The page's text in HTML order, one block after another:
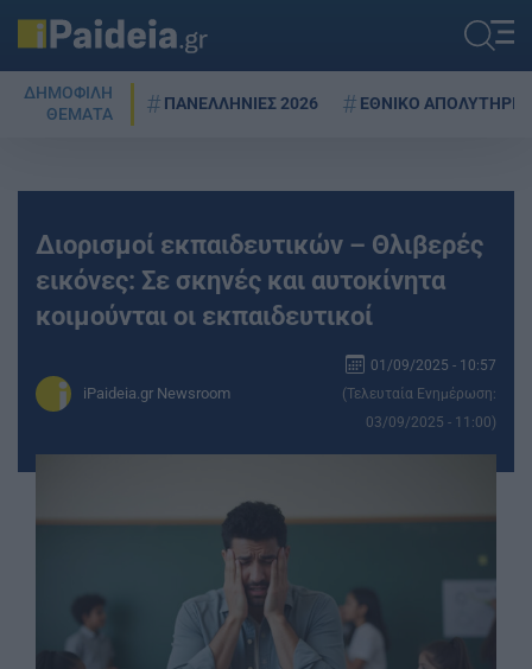
ΔΗΜΟΦΙΛΗ
ΘΕΜΑΤΑ
ΠΑΝΕΛΛΗΝΙΕΣ 2026 ΕΘΝΙΚΟ ΑΠΟΛΥΤΗΡΙΟ
Διορισμοί εκπαιδευτικών – Θλιβερές
εικόνες: Σε σκηνές και αυτοκίνητα
κοιμούνται οι εκπαιδευτικοί
iPaideia.gr Newsroom
01/09/2025 - 10:57
(Τελευταία Ενημέρωση:
03/09/2025 - 11:00)